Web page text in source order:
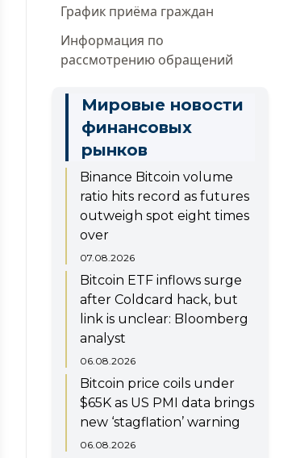
График приёма граждан
Информация по
рассмотрению обращений
Мировые новости
финансовых
рынков
Binance Bitcoin volume
ratio hits record as futures
outweigh spot eight times
over
07.08.2026
Bitcoin ETF inflows surge
after Coldcard hack, but
link is unclear: Bloomberg
analyst
06.08.2026
Bitcoin price coils under
$65K as US PMI data brings
new ‘stagflation’ warning
06.08.2026